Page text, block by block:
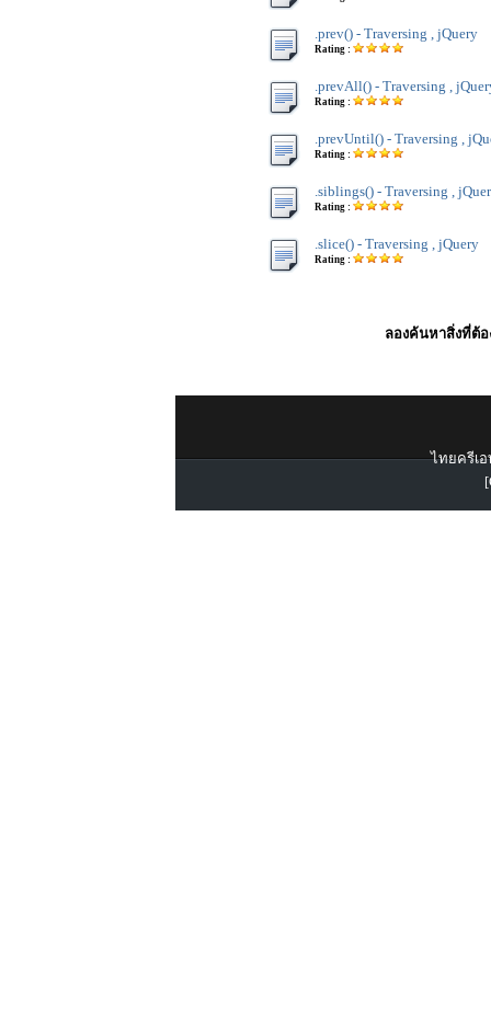
.prev() - Traversing , jQuery
Rating :
.prevAll() - Traversing ,
Rating :
.prevUntil() - Traversing ,
Rating :
.siblings() - Traversing ,
Rating :
.slice() - Traversing , jQuery
Rating :
ลองค้นหาสิ่งที่ต้อ
ไทยครีเอ
[